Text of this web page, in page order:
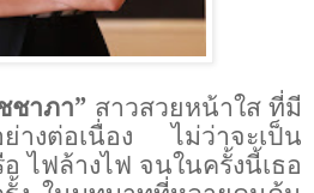
ชาภา” สาวสวยหน้าใส ที่มี
างต่อเนื่อง ไม่ว่าจะเป็น
ไฟล้างไฟ จนในครั้งนี้เธอ